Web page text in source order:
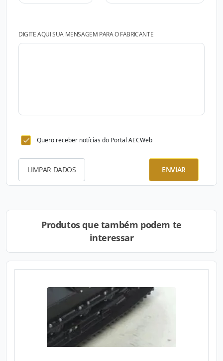
DIGITE AQUI SUA MENSAGEM PARA O FABRICANTE
Quero receber notícias do Portal AECWeb
LIMPAR DADOS ENVIAR
Produtos que também podem te
interessar